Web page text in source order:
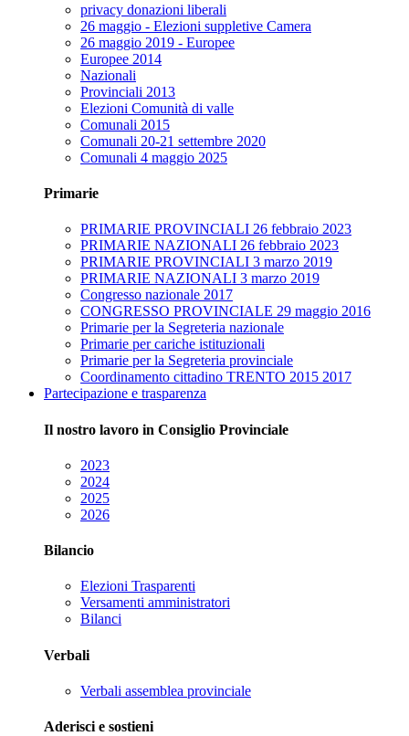
privacy donazioni liberali
26 maggio - Elezioni suppletive Camera
26 maggio 2019 - Europee
Europee 2014
Nazionali
Provinciali 2013
Elezioni Comunità di valle
Comunali 2015
Comunali 20-21 settembre 2020
Comunali 4 maggio 2025
Primarie
PRIMARIE PROVINCIALI 26 febbraio 2023
PRIMARIE NAZIONALI 26 febbraio 2023
PRIMARIE PROVINCIALI 3 marzo 2019
PRIMARIE NAZIONALI 3 marzo 2019
Congresso nazionale 2017
CONGRESSO PROVINCIALE 29 maggio 2016
Primarie per la Segreteria nazionale
Primarie per cariche istituzionali
Primarie per la Segreteria provinciale
Coordinamento cittadino TRENTO 2015 2017
Partecipazione e trasparenza
Il nostro lavoro in Consiglio Provinciale
2023
2024
2025
2026
Bilancio
Elezioni Trasparenti
Versamenti amministratori
Bilanci
Verbali
Verbali assemblea provinciale
Aderisci e sostieni